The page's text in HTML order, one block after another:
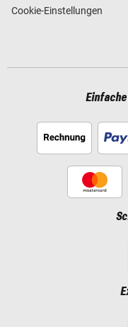
Cookie-Einstellungen
Einfache